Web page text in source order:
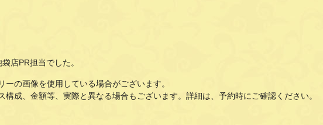
店PR担当でした。
の画像を使用している場合がございます。
成、金額等、実際と異なる場合もございます。詳細は、予約時にご確認ください。